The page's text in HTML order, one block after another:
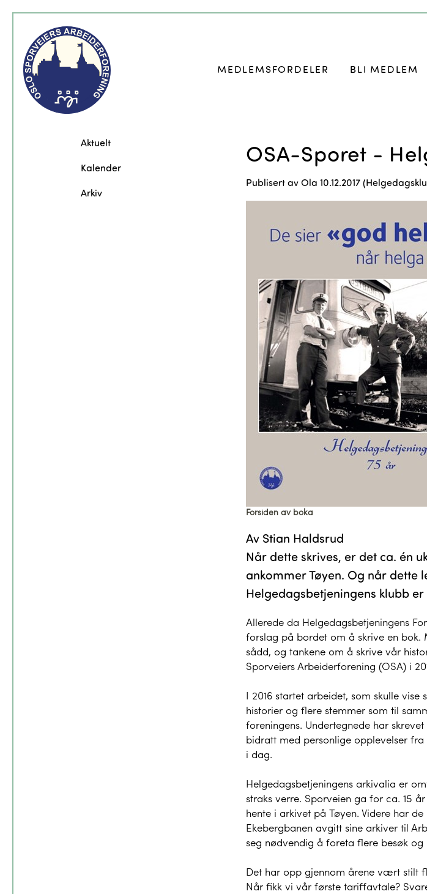
MEDLEMSFORDELER BLI MEDLEM
Aktuelt
Kalender
Arkiv
OSA-Sporet -
Publisert avOla 10.12.2017 (
Forsiden av boka
Av Stian Haldsrud
Når dette skrives, er det ca. én
ankommer Tøyen. Og når dette
Helgedagsbetjeningens klubb
Allerede da Helgedagsbetjeningens
forslag på bordet om å skrive en bok.
sådd, og tankene om å skrive vår
Sporveiers Arbeiderforening (OSA) i
I 2016 startet arbeidet, som skulle
historier og flere stemmer som til
foreningens. Undertegnede har
bidratt med personlige opplevelser
i dag.
Helgedagsbetjeningens arkivalia er
straks verre. Sporveien ga for ca. 15
hente i arkivet på Tøyen. Videre har
Ekebergbanen avgitt sine arkiver til
seg nødvendig å foreta flere besøk
Det har opp gjennom årene vært stilt
Når fikk vi vår første tariffavtale?